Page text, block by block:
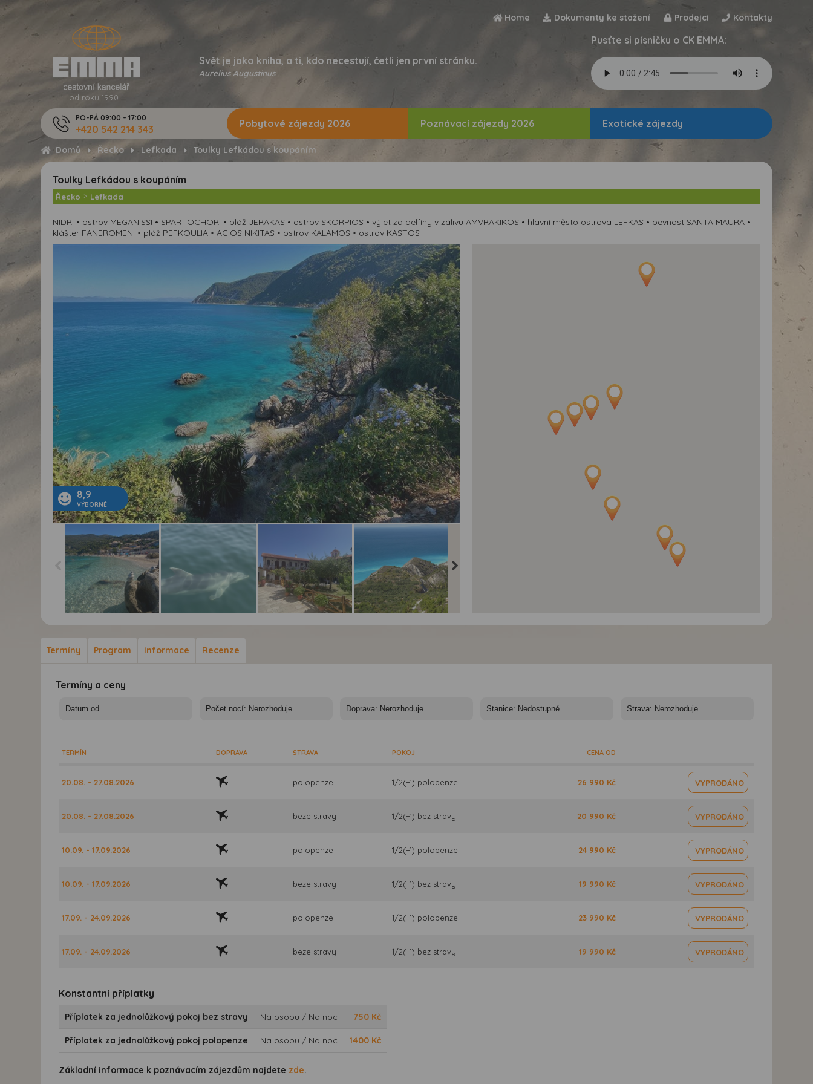
Home Dokumenty ke stažení Prodejci Kontakty
od roku 1990
Svět je jako kniha, a ti, kdo necestují, četli jen první stránku.
Aurelius Augustinus
Pusťte si písničku o CK EMMA:
PO-PÁ 09:00 - 17:00
+420 542 214 343
Domů Řecko Lefkada Toulky Lefkádou s koupáním
Pobytové zájezdy 2026 Poznávací zájezdy 2026 Exotické zájezdy
Toulky Lefkádou s koupáním
Řecko > Lefkada
NIDRI • ostrov MEGANISSI • SPARTOCHORI • pláž JERAKAS • ostrov SKORPIOS • výlet za delfíny v zálivu AMVRAKIKOS • hlavní město ostrova LEFKAS • pevnost SANTA MAURA •
klášter FANEROMENI • pláž PEFKOULIA • AGIOS NIKITAS • ostrov KALAMOS • ostrov KASTOS
8,9
VÝBORNÉ
Termíny
Program Informace Recenze
Termíny a ceny
TERMÍN DOPRAVA STRAVA POKOJ CENA OD
20.08. - 27.08.2026 polopenze 1/2(+1) polopenze 26 990 Kč VYPRODÁNO
20.08. - 27.08.2026 beze stravy 1/2(+1) bez stravy 20 990 Kč VYPRODÁNO
10.09. - 17.09.2026 polopenze 1/2(+1) polopenze 24 990 Kč VYPRODÁNO
10.09. - 17.09.2026 beze stravy 1/2(+1) bez stravy 19 990 Kč VYPRODÁNO
17.09. - 24.09.2026 polopenze 1/2(+1) polopenze 23 990 Kč VYPRODÁNO
17.09. - 24.09.2026 beze stravy 1/2(+1) bez stravy 19 990 Kč VYPRODÁNO
Konstantní příplatky
Příplatek za jednolůžkový pokoj bez stravy Na osobu / Na noc 750 Kč
Příplatek za jednolůžkový pokoj polopenze Na osobu / Na noc 1400 Kč
Základní informace k poznávacím zájezdům najdete zde.